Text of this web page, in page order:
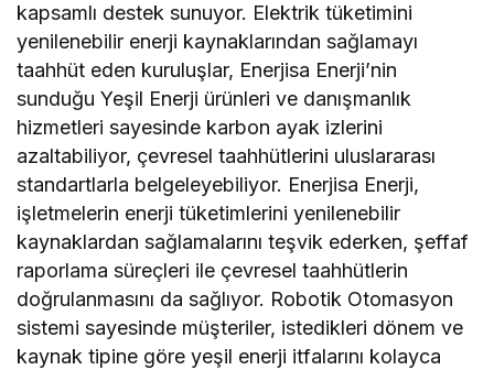
kapsamlı destek sunuyor. Elektrik tüketimini
yenilenebilir enerji kaynaklarından sağlamayı
taahhüt eden kuruluşlar, Enerjisa Enerji’nin
sunduğu Yeşil Enerji ürünleri ve danışmanlık
hizmetleri sayesinde karbon ayak izlerini
azaltabiliyor, çevresel taahhütlerini uluslararası
standartlarla belgeleyebiliyor. Enerjisa Enerji,
işletmelerin enerji tüketimlerini yenilenebilir
kaynaklardan sağlamalarını teşvik ederken, şeffaf
raporlama süreçleri ile çevresel taahhütlerin
doğrulanmasını da sağlıyor. Robotik Otomasyon
sistemi sayesinde müşteriler, istedikleri dönem ve
kaynak tipine göre yeşil enerji itfalarını kolayca